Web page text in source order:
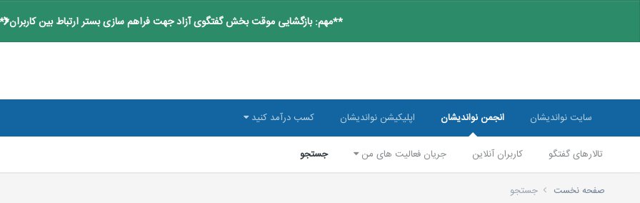
**مهم: بازگشایی موقت بخش گفتگوی آزاد جهت فراهم سازی بستر ارتباط بین کاربران**
سایت نواندیشان انجمن نواندیشان
تالارهای گفتگو کاربران آنلاین جریان فعالیت های من جستجو
اپلیکیشن نواندیشان کسب درآمد کنید
صفحه نخست جستجو